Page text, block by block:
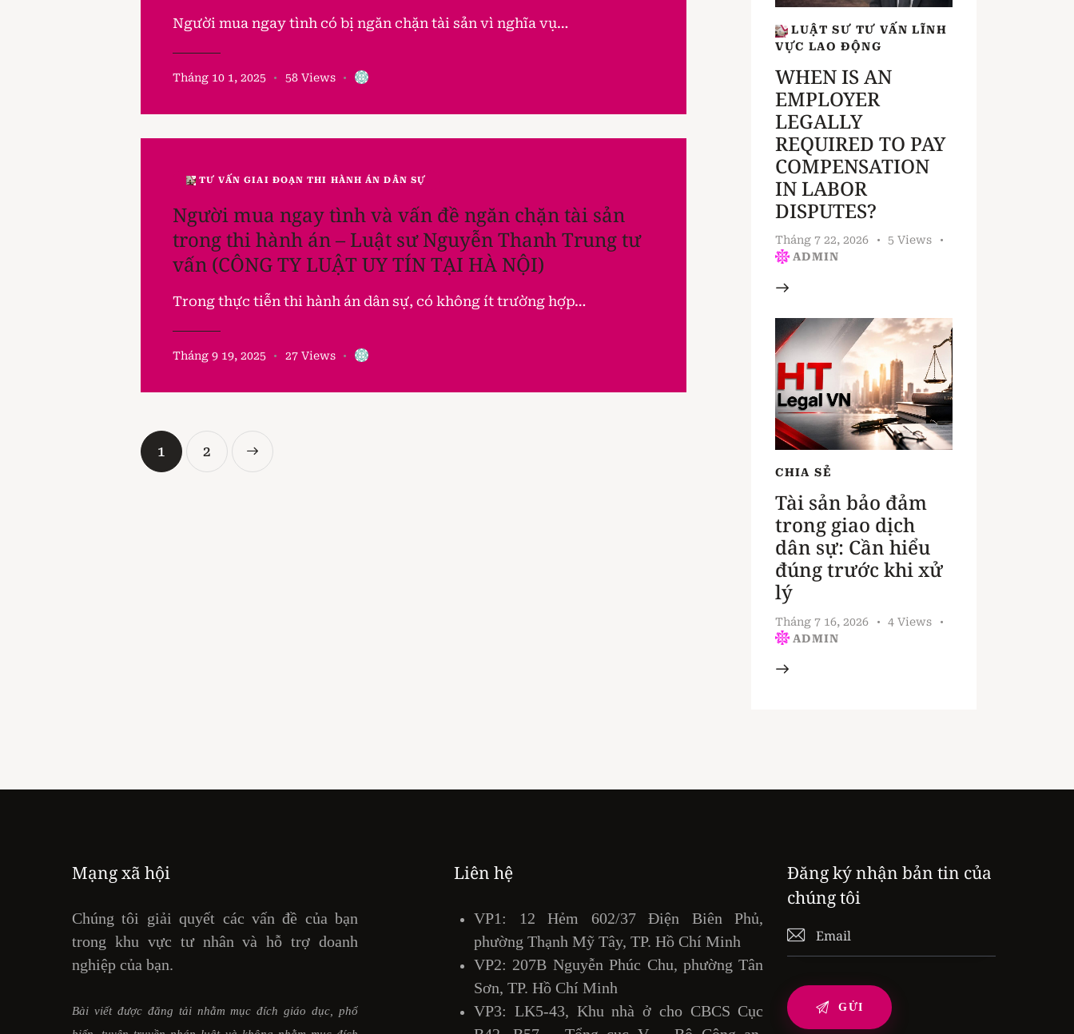
Người mua ngay tình có bị ngăn chặn tài sản vì nghĩa vụ…
Tháng 10 1, 2025 58 Views
TƯ VẤN GIAI ĐOẠN THI HÀNH ÁN DÂN SỰ
Người mua ngay tình và vấn đề ngăn chặn tài sản
trong thi hành án – Luật sư Nguyễn Thanh Trung tư
vấn (CÔNG TY LUẬT UY TÍN TẠI HÀ NỘI)
Trong thực tiễn thi hành án dân sự, có không ít trường hợp…
Tháng 9 19, 2025 27 Views
1 2
LUẬT SƯ TƯ VẤN LĨNH
VỰC LAO ĐỘNG
WHEN IS AN
EMPLOYER
LEGALLY
REQUIRED TO PAY
COMPENSATION
IN LABOR
DISPUTES?
Tháng 7 22, 2026 5 Views
ADMIN
CHIA SẺ
Tài sản bảo đảm
trong giao dịch
dân sự: Cần hiểu
đúng trước khi xử
lý
Tháng 7 16, 2026 4 Views
ADMIN
Mạng xã hội
Chúng tôi giải quyết các vấn đề của bạn
trong khu vực tư nhân và hỗ trợ doanh
nghiệp của bạn.
Bài viết được đăng tải nhằm mục đích giáo dục, phổ
Liên hệ
VP1: 12 Hẻm 602/37 Điện Biên Phủ,
phường Thạnh Mỹ Tây, TP. Hồ Chí Minh
VP2: 207B Nguyễn Phúc Chu, phường Tân
Sơn, TP. Hồ Chí Minh
VP3: LK5-43, Khu nhà ở cho CBCS Cục
Đăng ký nhận bản tin của
chúng tôi